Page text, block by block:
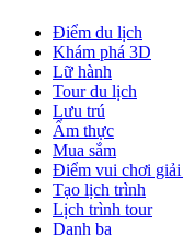
Điểm du lịch
Khám phá 3D
Lữ hành
Tour du lịch
Lưu trú
Ẩm thực
Mua sắm
Điểm vui chơi
Tạo lịch trình
Lịch trình tour
Danh bạ